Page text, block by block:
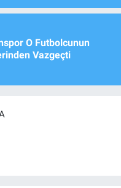
O Futbolcunun
Vazgeçti